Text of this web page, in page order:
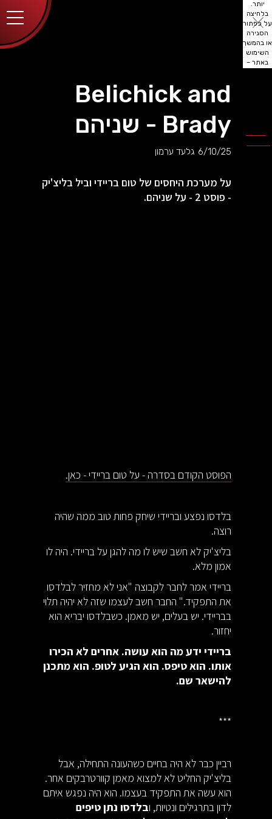
יותר.
בלחיצה
על כפתור
הסגירה
או בהמשך
השימוש
באתר –
Belichick and
Brady - שניהם
6/10/25 גלעד ערמון
על מערכת היחסים של טום בריידי וביל בליצ'יק
- פוסט 2 - על שניהם.
הפוסט הקודם בסדרה - על טום בריידי - כאן.
בלדסו נפצע ובריידי שיחק פחות טוב ממה שהיה
רוצה.
בליצ'יק לא חשב שיש לו מה להגן על בריידי. היה לו
אמון מלא.
בריידי אמר לחבר לקבוצה "אני לא מחזיר לבלדסו
את התפקיד." החבר חשב לעצמו שזה לא יהיה תלוי
בבריידי. יש בעלים, יש מאמן. כשבלדסו יבריא הוא
יחזור.
בריידי ידע מה הוא עושה. אחרים לא הכירו
אותו. הוא טיפס. הוא הגיע לטופ. הוא מתכנן
להישאר שם.
***
רביין כבר לא היה בחיים כשהעונה התחילה, אבל
בליצ'יק החליט לא למצוא מאמן קוורטרבקים אחר.
הוא עשה את התפקיד בעצמו. הוא היה נפגש איתם
לדון בתרגילים ונטיות, ובלדסו נתן טיפים